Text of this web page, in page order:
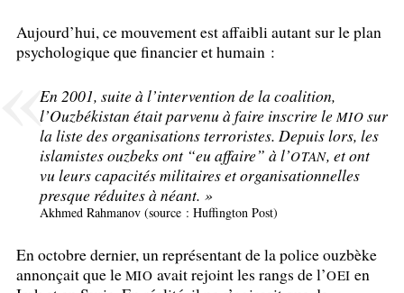
Aujourd’hui, ce mouvement est affaibli autant sur le plan
psychologique que financier et humain :
En 2001, suite à l’intervention de la coalition,
l’Ouzbékistan était parvenu à faire inscrire leMIO sur
la liste des organisations terroristes. Depuis lors, les
islamistes ouzbeks ont “eu affaire” à l’OTAN, et ont
vu leurs capacités militaires et organisationnelles
presque réduites à néant. »
Akhmed Rahmanov (source : Huffington Post)
En octobre dernier, un représentant de la police ouzbèke
annonçait que le MIO avait rejoint les rangs de l’OEI en